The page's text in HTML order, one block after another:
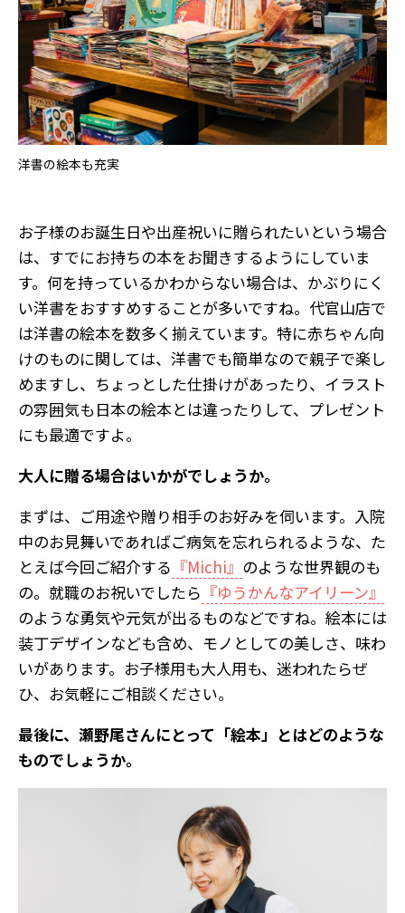
洋書の絵本も充実
お子様のお誕生日や出産祝いに贈られたいという場合
は、すでにお持ちの本をお聞きするようにしていま
す。何を持っているかわからない場合は、かぶりにく
い洋書をおすすめすることが多いですね。代官山店で
は洋書の絵本を数多く揃えています。特に赤ちゃん向
けのものに関しては、洋書でも簡単なので親子で楽し
めますし、ちょっとした仕掛けがあったり、イラスト
の雰囲気も日本の絵本とは違ったりして、プレゼント
にも最適ですよ。
――大人に贈る場合はいかがでしょうか。
まずは、ご用途や贈り相手のお好みを伺います。入院
中のお見舞いであればご病気を忘れられるような、た
とえば今回ご紹介する 『Michi』 のような世界観のも
の。就職のお祝いでしたら 『ゆうかんなアイリーン』
のような勇気や元気が出るものなどですね。絵本には
装丁デザインなども含め、モノとしての美しさ、味わ
いがあります。お子様用も大人用も、迷われたらぜ
ひ、お気軽にご相談ください。
――最後に、瀬野尾さんにとって「絵本」とはどのような
ものでしょうか。